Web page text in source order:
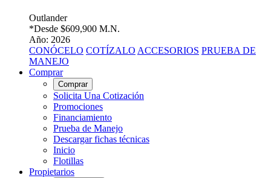
Outlander
*Desde $609,900 M.N.
Año: 2026
CONÓCELO COTÍZALO ACCESORIOS PRUEBA DE
MANEJO
Comprar
Comprar
Solicita Una Cotización
Promociones
Financiamiento
Prueba de Manejo
Descargar fichas técnicas
Inicio
Flotillas
Propietarios